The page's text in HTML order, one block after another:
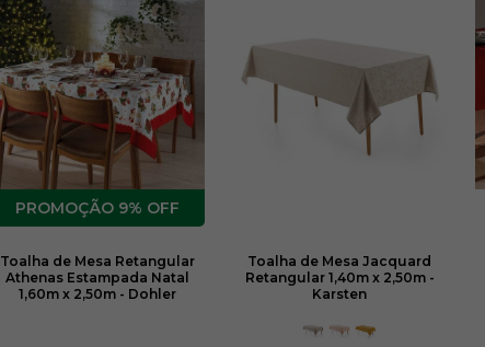
9% OFF
Toalha de Mesa Retangular
Athenas Estampada Natal
1,60m x 2,50m - Dohler
Toalha de Mesa Jacquard
Retangular 1,40m x 2,50m -
Karsten